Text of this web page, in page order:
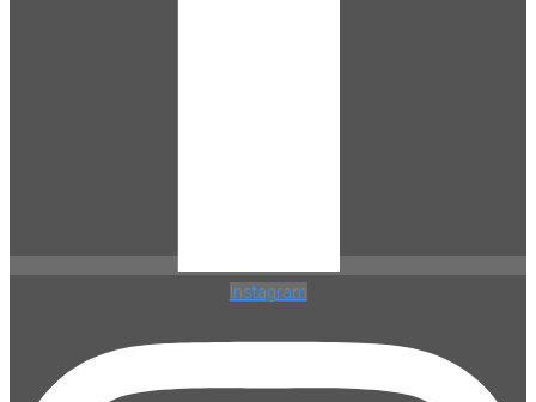
Instagram